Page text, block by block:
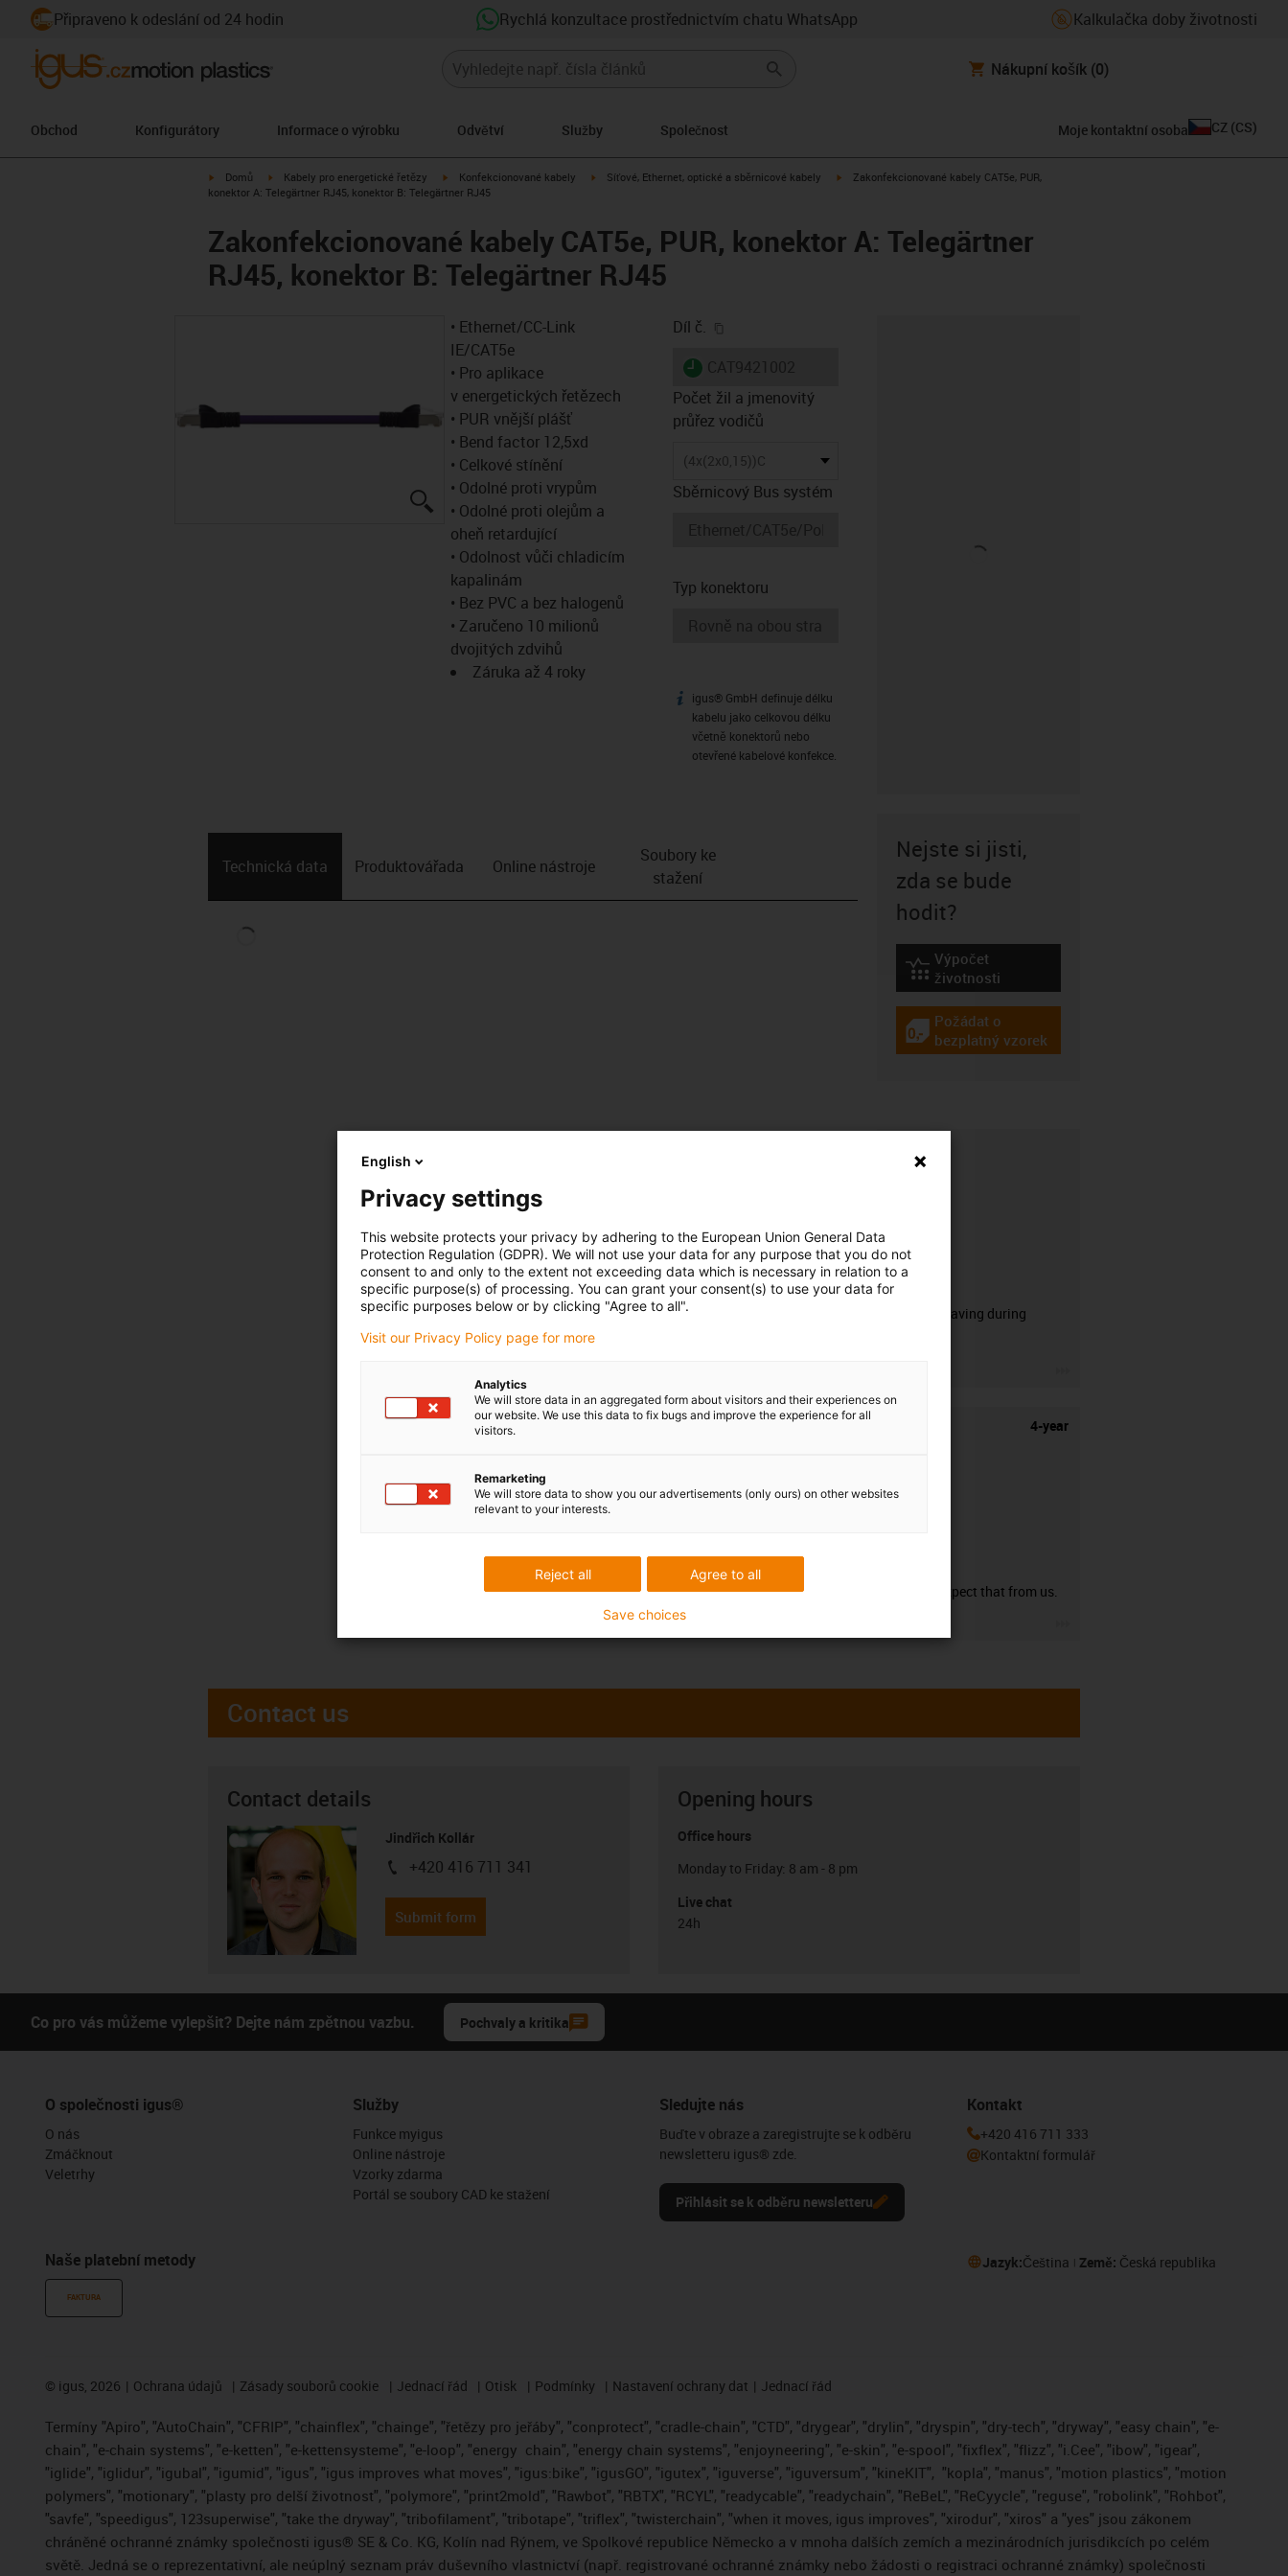
Připraveno k odeslání od 24 hodin Rychlá konzultace prostřednictvím chatu WhatsApp Kalkulačka doby životnosti
Nákupní košík (0)
Obchod Konfigurátory Informace o výrobku Odvětví Služby Společnost Moje kontaktní osoba CZ (CS)
igus-icon-arrow-right
Domů igus-icon-arrow-right
Kabely pro energetické řetězy igus-icon-arrow-right
Konfekcionované kabely igus-icon-arrow-right
Síťové, Ethernet, optické a sběrnicové kabely igus-icon-arrow-right
Zakonfekcionované kabely CAT5e, PUR,
konektor A: Telegärtner RJ45, konektor B: Telegärtner RJ45
Zakonfekcionované kabely CAT5e, PUR, konektor A: Telegärtner
RJ45, konektor B: Telegärtner RJ45
igus-icon-lupe
• Ethernet/CC-Link
IE/CAT5e
• Pro aplikace
v energetických řetězech
• PUR vnější plášť
• Bend factor 12,5xd
• Celkové stínění
• Odolné proti vrypům
• Odolné proti olejům a
oheň retardující
• Odolnost vůči chladicím
kapalinám
• Bez PVC a bez halogenů
• Zaručeno 10 milionů
dvojitých zdvihů
Záruka až 4 roky
Díl č.
igus-icon-lieferzeit
Počet žil a jmenovitý
průřez vodičů
(4x(2x0,15))C
Sběrnicový Bus systém
Typ konektoru
igus-icon-info
igus® GmbH definuje délku
kabelu jako celkovou délku
včetně konektorů nebo
otevřené kabelové konfekce.
Technická data Produktová­řada Online nástroje
Soubory ke
stažení
Nejste si jisti,
zda se bude
hodit?
igus-icon-lebensdauerrechner
Výpočet
životnosti
igus-icon-gratismuster
Požádat o
bezplatný vzorek
CFRIP®
50% time saving during
4-year
You can expect that from us.
Contact us
Contact details
Jindřich Kollár
igus-icon-phone
+420 416 711 341
Submit form
Opening hours
Office hours
Monday to Friday: 8 am - 8 pm
Live chat
24h
Co pro vás můžeme vylepšit? Dejte nám zpětnou vazbu. Pochvaly a kritika
O společnosti igus®
O nás
Zmáčknout
Veletrhy
Naše platební metody
FAKTURA
Služby
Funkce myigus
Online nástroje
Vzorky zdarma
Portál se soubory CAD ke stažení
Sledujte nás
Buďte v obraze a zaregistrujte se k odběru
newsletteru igus® zde.
Přihlásit se k odběru newsletteru
Kontakt
+420 416 711 333
Kontaktní formulář
Jazyk:Čeština Země: Česká republika
© igus, 2026 Ochrana údajů Zásady souborů cookie Jednací řád Otisk Podmínky Nastavení ochrany dat Jednací řád
Termíny "Apiro", "AutoChain", "CFRIP", "chainflex", "chainge", "řetězy pro jeřáby", "conprotect", "cradle-chain", "CTD", "drygear", "drylin", "dryspin", "dry-tech", "dryway", "easy chain", "e-
chain", "e-chain systems", "e-ketten", "e-kettensysteme", "e-loop", "energy chain", "energy chain systems", "enjoyneering", "e-skin", "e-spool", "fixflex", "flizz", "i.Cee", "ibow", "igear",
"iglide", "iglidur", "igubal", "igumid", "igus", "igus improves what moves", "igus:bike", "igusGO", "igutex", "iguverse", "iguversum", "kineKIT", "kopla", "manus", "motion plastics", "motion
polymers", "motionary", "plasty pro delší životnost", "polymore", "print2mold", "Rawbot", "RBTX", "RCYL", "readycable", "readychain", "ReBeL", "ReCyycle", "reguse", "robolink", "Rohbot",
"savfe", "speedigus", 123superwise", "take the dryway", "tribofilament", "tribotape", "triflex", "twisterchain", "when it moves, igus improves", "xirodur", "xiros" a "yes" jsou zákonem
chráněné ochranné známky společnosti igus® SE & Co. KG, Kolín nad Rýnem, ve Spolkové republice Německo a v mnoha dalších zemích a mezinárodních jurisdikcích po celém
světě. Jedná se o reprezentativní, ale neúplný seznam práv duševního vlastnictví (např. registrované ochranné známky nebo žádosti o registraci ochranné známky) společnosti
English
Privacy settings
This website protects your privacy by adhering to the European Union General Data
Protection Regulation (GDPR). We will not use your data for any purpose that you do not
consent to and only to the extent not exceeding data which is necessary in relation to a
specific purpose(s) of processing. You can grant your consent(s) to use your data for
specific purposes below or by clicking "Agree to all".
Visit our Privacy Policy page for more
Analytics
We will store data in an aggregated form about visitors and their experiences on
our website. We use this data to fix bugs and improve the experience for all
visitors.
Remarketing
We will store data to show you our advertisements (only ours) on other websites
relevant to your interests.
Agree to all
Reject all
Save choices